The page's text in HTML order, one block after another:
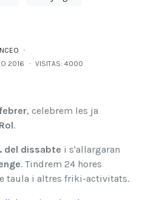
2016
VISITAS: 4000
, celebrem les ja
.
del dissabte i s'allargaran
. Tindrem 24 hores
taula i altres friki-activitats.